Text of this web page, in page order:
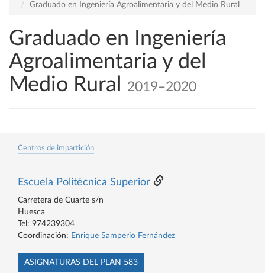
Graduado en Ingeniería Agroalimentaria y del Medio Rural
Graduado en Ingeniería
Agroalimentaria y del
Medio Rural
2019–2020
Centros de impartición
Escuela Politécnica Superior
Carretera de Cuarte s/n
Huesca
Tel: 974239304
Coordinación: Enrique Samperio Fernández
ASIGNATURAS DEL PLAN 583